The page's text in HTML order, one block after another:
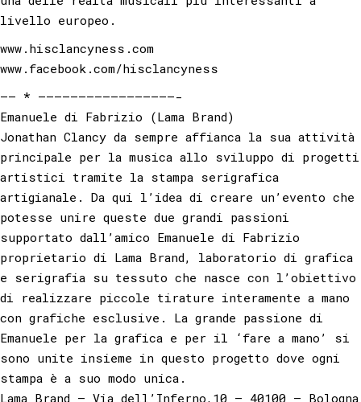
livello europeo.
www.hisclancyness.com
www.facebook.com/hisclancyness
—— * —————————————————-
Emanuele di Fabrizio (Lama Brand)
Jonathan Clancy da sempre affianca la sua attività
principale per la musica allo sviluppo di progetti
artistici tramite la stampa serigrafica
artigianale. Da qui l’idea di creare un’evento che
potesse unire queste due grandi passioni
supportato dall’amico Emanuele di Fabrizio
proprietario di Lama Brand, laboratorio di grafica
e serigrafia su tessuto che nasce con l’obiettivo
di realizzare piccole tirature interamente a mano
con grafiche esclusive. La grande passione di
Emanuele per la grafica e per il ‘fare a mano’ si
sono unite insieme in questo progetto dove ogni
stampa è a suo modo unica.
Lama Brand – Via dell’Inferno,10 – 40100 – Bologna